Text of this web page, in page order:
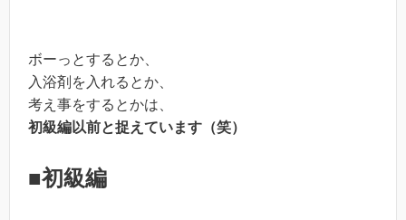
ボーっとするとか、
入浴剤を入れるとか、
考え事をするとかは、
初級編以前と捉えています（笑）
■初級編